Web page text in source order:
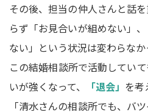
その後、担当の仲人さんと話
らず「お見合いが組めない」
ない」という状況は変わらなか
この結婚相談所で活動していて
いが強くなって、
「退会」 を考
「清水さんの相談所でも、バ